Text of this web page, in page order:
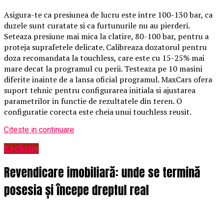
Asigura-te ca presiunea de lucru este intre 100-130 bar, ca
duzele sunt curatate si ca furtunurile nu au pierderi.
Seteaza presiune mai mica la clatire, 80-100 bar, pentru a
proteja suprafetele delicate. Calibreaza dozatorul pentru
doza recomandata la touchless, care este cu 15-25% mai
mare decat la programul cu perii. Testeaza pe 10 masini
diferite inainte de a lansa oficial programul. MaxCars ofera
suport tehnic pentru configurarea initiala si ajustarea
parametrilor in functie de rezultatele din teren. O
configuratie corecta este cheia unui touchless reusit.
Citeste in continuare
Exclusiv
Revendicare imobiliară: unde se termină
posesia și începe dreptul real